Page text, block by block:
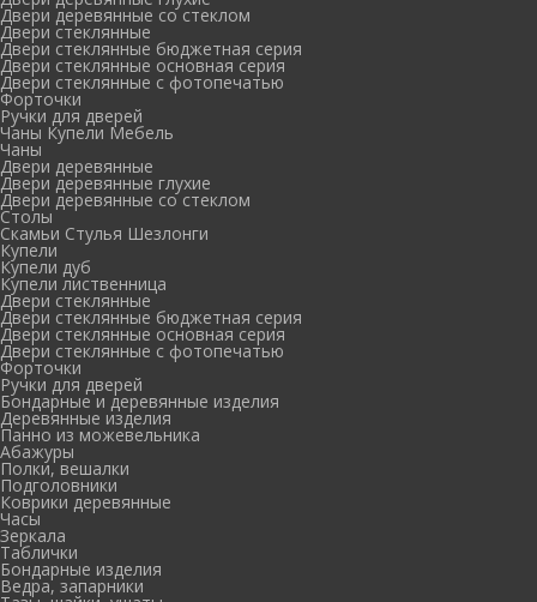
Двери деревянные со стеклом
Двери стеклянные
Двери стеклянные бюджетная серия
Двери стеклянные основная серия
Двери стеклянные с фотопечатью
Форточки
Ручки для дверей
Чаны Купели Мебель
Чаны
Двери деревянные
Двери деревянные глухие
Двери деревянные со стеклом
Столы
Скамьи Стулья Шезлонги
Купели
Купели дуб
Купели лиственница
Двери стеклянные
Двери стеклянные бюджетная серия
Двери стеклянные основная серия
Двери стеклянные с фотопечатью
Форточки
Ручки для дверей
Бондарные и деревянные изделия
Деревянные изделия
Панно из можевельника
Абажуры
Полки, вешалки
Подголовники
Коврики деревянные
Часы
Зеркала
Таблички
Бондарные изделия
Ведра, запарники